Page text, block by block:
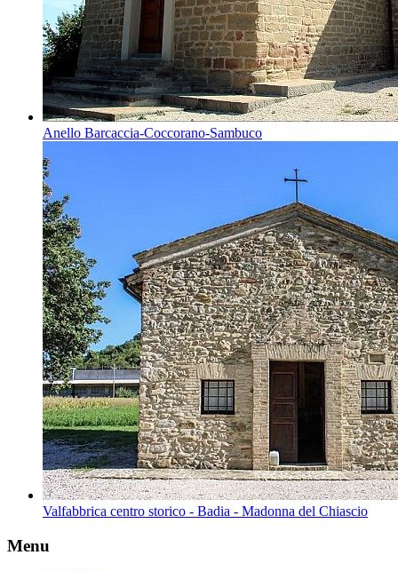
Anello Barcaccia-Coccorano-Sambuco
Valfabbrica centro storico - Badia - Madonna del Chiascio
Menu